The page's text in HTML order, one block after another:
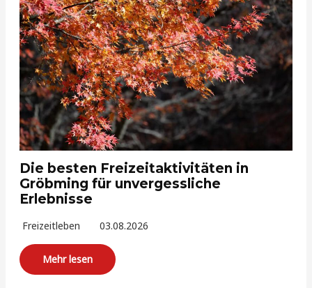
Die besten Freizeitaktivitäten in
Gröbming für unvergessliche
Erlebnisse
Freizeitleben 03.08.2026
Mehr lesen